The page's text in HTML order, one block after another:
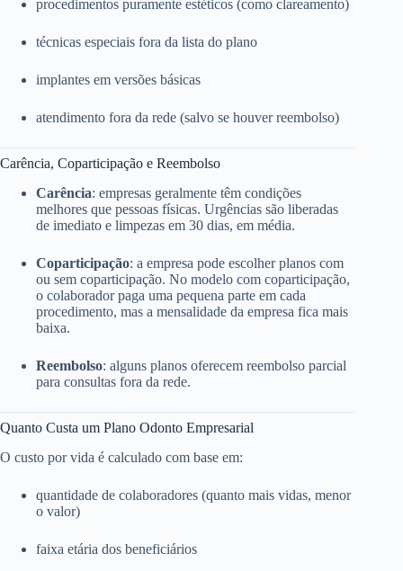
procedimentos puramente estéticos (como clareamento)
técnicas especiais fora da lista do plano
implantes em versões básicas
atendimento fora da rede (salvo se houver reembolso)
Carência, Coparticipação e Reembolso
Carência: empresas geralmente têm condições
melhores que pessoas físicas. Urgências são liberadas
de imediato e limpezas em 30 dias, em média.
Coparticipação: a empresa pode escolher planos com
ou sem coparticipação. No modelo com coparticipação,
o colaborador paga uma pequena parte em cada
procedimento, mas a mensalidade da empresa fica mais
baixa.
Reembolso: alguns planos oferecem reembolso parcial
para consultas fora da rede.
Quanto Custa um Plano Odonto Empresarial
O custo por vida é calculado com base em:
quantidade de colaboradores (quanto mais vidas, menor
o valor)
faixa etária dos beneficiários